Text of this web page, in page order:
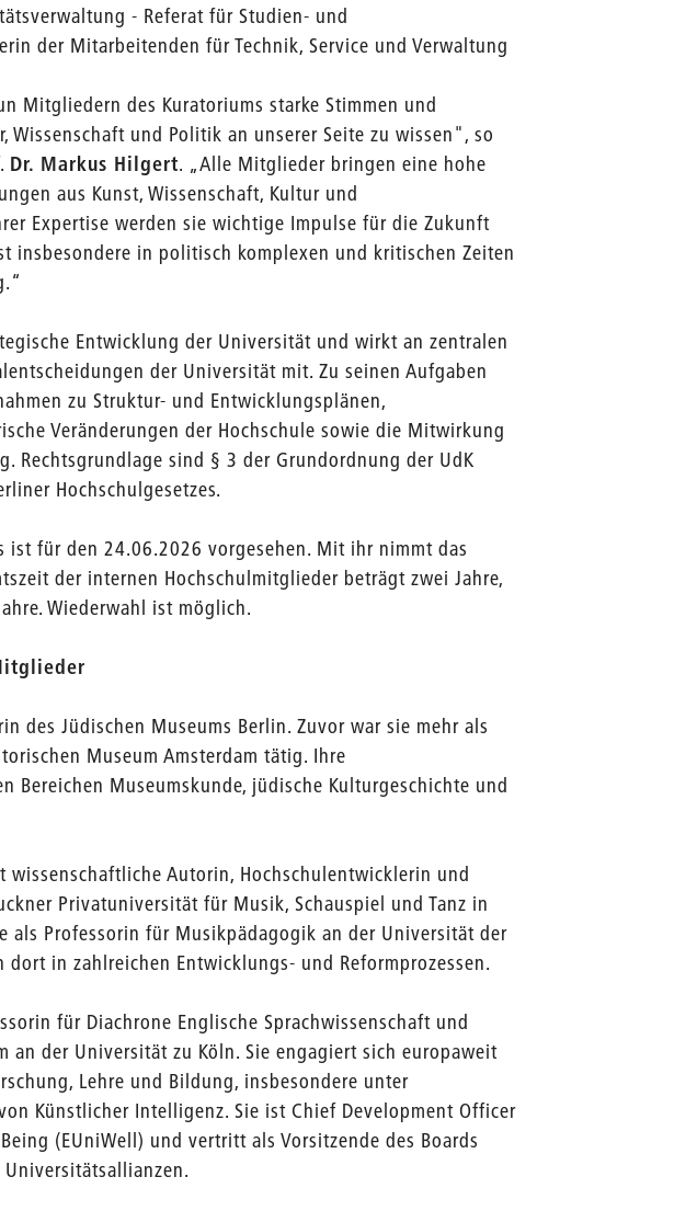
- Referat für Studien- und
der Mitarbeitenden für Technik, Service und Verwaltung
Mitgliedern des Kuratoriums starke Stimmen und
Wissenschaft und Politik an unserer Seite zu wissen", so
Dr. Markus Hilgert. „Alle Mitglieder bringen eine hohe
aus Kunst, Wissenschaft, Kultur und
Expertise werden sie wichtige Impulse für die Zukunft
insbesondere in politisch komplexen und kritischen Zeiten
Entwicklung der Universität und wirkt an zentralen
der Universität mit. Zu seinen Aufgaben
zu Struktur- und Entwicklungsplänen,
Veränderungen der Hochschule sowie die Mitwirkung
Rechtsgrundlage sind § 3 der Grundordnung der UdK
Hochschulgesetzes.
ist für den 24.06.2026 vorgesehen. Mit ihr nimmt das
der internen Hochschulmitglieder beträgt zwei Jahre,
Wiederwahl ist möglich.
des Jüdischen Museums Berlin. Zuvor war sie mehr als
Museum Amsterdam tätig. Ihre
Bereichen Museumskunde, jüdische Kulturgeschichte und
wissenschaftliche Autorin, Hochschulentwicklerin und
Privatuniversität für Musik, Schauspiel und Tanz in
als Professorin für Musikpädagogik an der Universität der
dort in zahlreichen Entwicklungs- und Reformprozessen.
für Diachrone Englische Sprachwissenschaft und
an der Universität zu Köln. Sie engagiert sich europaweit
Lehre und Bildung, insbesondere unter
Künstlicher Intelligenz. Sie ist Chief Development Officer
(EUniWell) und vertritt als Vorsitzende des Boards
Universitätsallianzen.